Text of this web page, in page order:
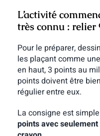
L’activité
très connu : relier
Pour le préparer,
les plaçant comme
en haut, 3 points au
points doivent être
régulier entre eux.
La consigne est
points avec